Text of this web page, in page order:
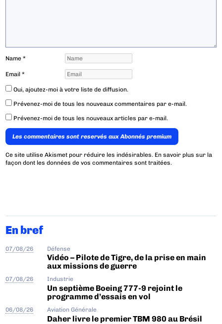
Name*
Email*
Oui, ajoutez-moi à votre liste de diffusion.
Prévenez-moi de tous les nouveaux commentaires par e-mail.
Prévenez-moi de tous les nouveaux articles par e-mail.
Les commentaires sont reservés aux Abonnés premium
Ce site utilise Akismet pour réduire les indésirables. En savoir plus sur la
façon dont les données de vos commentaires sont traitées.
En bref
07/08/26 Défense
Vidéo – Pilote de Tigre, de la prise en main
aux missions de guerre
07/08/26 Industrie
Un septième Boeing 777-9 rejoint le
programme d’essais en vol
06/08/26 Aviation Générale
Daher livre le premier TBM 980 au Brésil